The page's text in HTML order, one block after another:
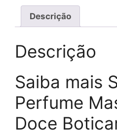
Descrição
Descrição
Saiba mais
Perfume
Doce